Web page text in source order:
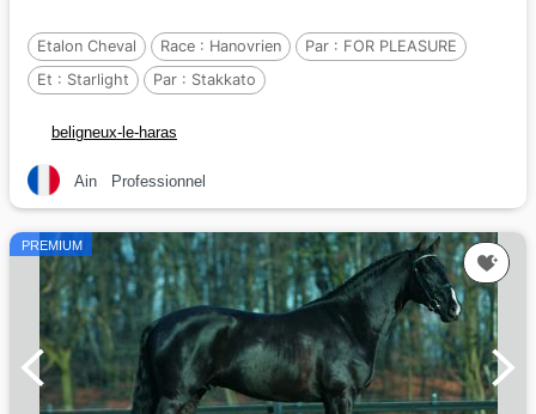
Etalon Cheval Race : Hanovrien Par : FOR PLEASURE
Et : Starlight Par : Stakkato
beligneux-le-haras
Ain Professionnel
PREMIUM